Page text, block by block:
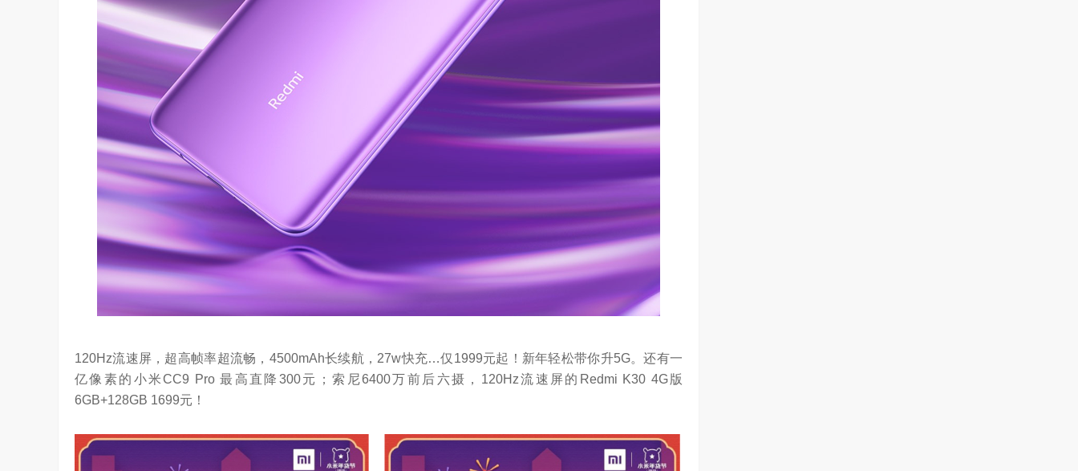
120Hz流速屏，超高帧率超流畅，4500mAh长续航，27w快充…仅1999元起！新年轻松带你升5G。还有一
亿像素的小米CC9 Pro 最高直降300元；索尼6400万前后六摄，120Hz流速屏的Redmi K30 4G版
6GB+128GB 1699元！